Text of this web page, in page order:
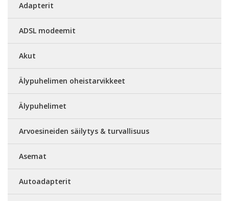
Adapterit
ADSL modeemit
Akut
Älypuhelimen oheistarvikkeet
Älypuhelimet
Arvoesineiden säilytys & turvallisuus
Asemat
Autoadapterit